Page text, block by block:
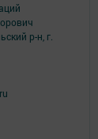
р-н, г.